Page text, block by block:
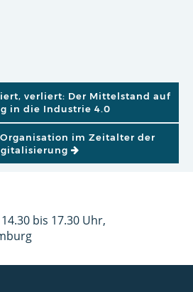
bis 17.30 Uhr,
verliert: Der Mittelstand auf
in die Industrie 4.0
im Zeitalter der